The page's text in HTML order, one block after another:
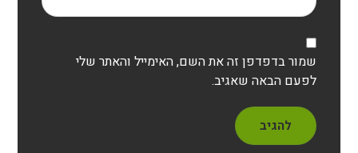
שמור בדפדפן זה את השם, האימייל והאתר שלי
לפעם הבאה שאגיב.
להגיב